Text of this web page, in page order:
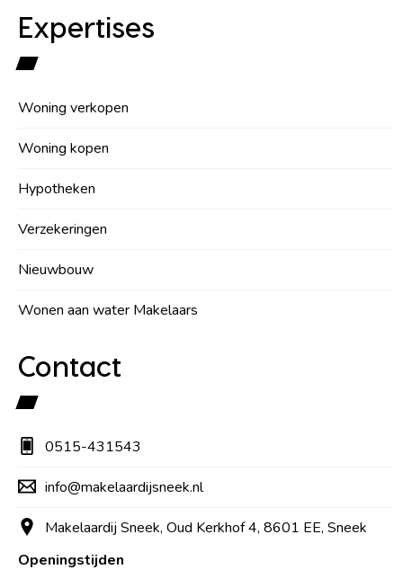
Expertises
Woning verkopen
Woning kopen
Hypotheken
Verzekeringen
Nieuwbouw
Wonen aan water Makelaars
Contact
0515-431543
info@makelaardijsneek.nl
Makelaardij Sneek, Oud Kerkhof 4, 8601 EE, Sneek
Openingstijden